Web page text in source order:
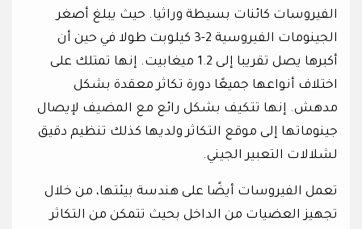
الفيروسات كائنات بسيطة وراثيا. حيث يبلغ أصغر
الجينومات الفيروسية 2-3 كيلوبت طولا في حين أن
أكبرها يصل تقريبا إلى 1.2 ميغابيت. إنها تمتلك على
اختلاف أنواعها جميعًا دورة تكاثر معقدة بشكل
مدهش. إنها تتكيف بشكل رائع مع المضيف لإيصال
جينوماتها إلى موقع التكاثر ولديها كذلك تنظيم دقيق
لشلالات التعبير الجيني.
تعمل الفيروسات أيضًا على هندسة بيئتها، من خلال
تجهيز العضيات من الداخل بحيث تتمكن من التكاثر